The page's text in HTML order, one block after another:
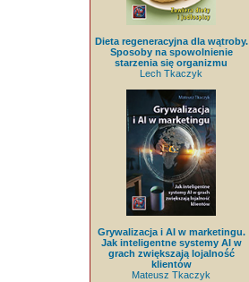
Dieta regeneracyjna dla wątroby.
Sposoby na spowolnienie
starzenia się organizmu
Lech Tkaczyk
Grywalizacja i AI w marketingu.
Jak inteligentne systemy AI w
grach zwiększają lojalność
klientów
Mateusz Tkaczyk